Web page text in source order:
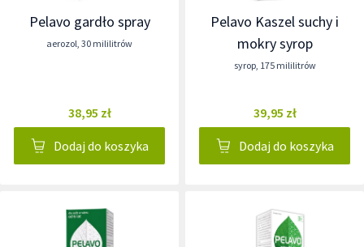
Pelavo gardło spray
aerozol, 30 mililitrów
38,95 zł
Dodaj do koszyka
Pelavo Kaszel suchy i
mokry syrop
syrop, 175 mililitrów
39,95 zł
Dodaj do koszyka